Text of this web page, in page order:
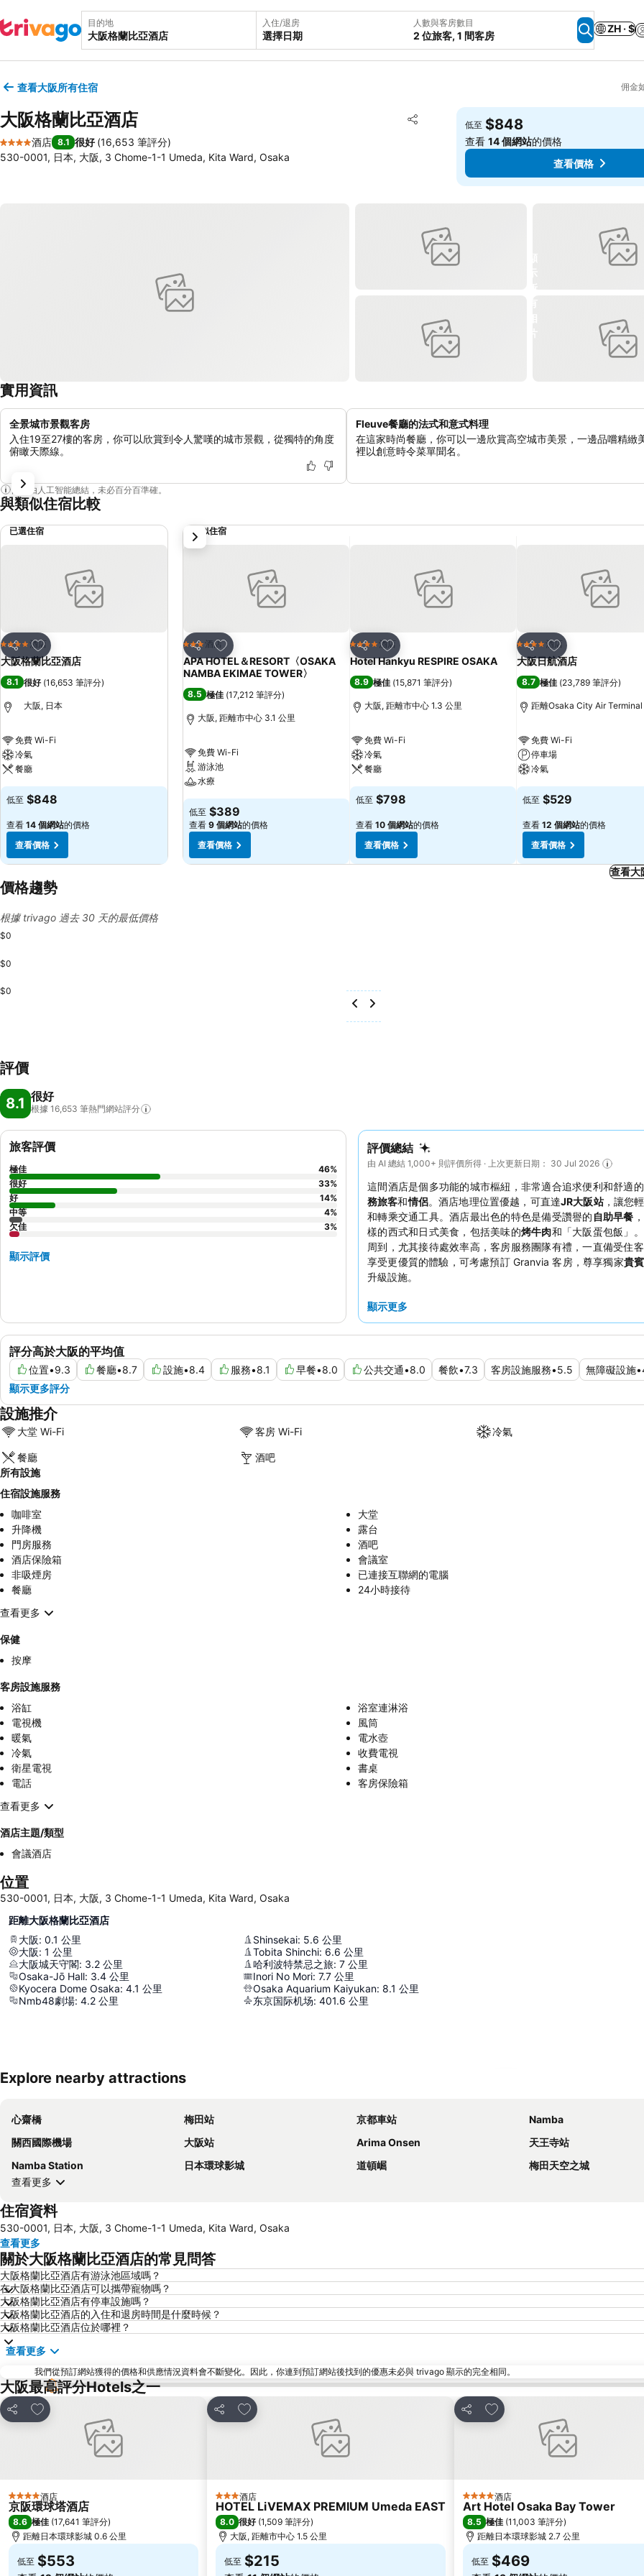
目的地 入住/退房
選擇日期
人數與客房數目
2 位旅客, 1 間客房
ZH · $
查看大阪所有住宿 佣金
大阪格蘭比亞酒店 分享
放到收藏夾
4 星級
酒店 8.1 很好 (16,653 筆評分)
530-0001, 日本, 大阪, 3 Chome-1-1 Umeda, Kita Ward, Osaka
低至 $848
查看14 個網站的價格
查看價格
實用資訊
全景城市景觀客房
入住19至27樓的客房，你可以欣賞到令人驚嘆的城市景觀，從獨特的角度
俯瞰天際線。
Fleuve餐廳的法式和意式料理
在這家時尚餐廳，你可以一邊欣賞高空城市美景，一邊品嚐精緻
裡以創意時令菜單聞名。
內容由人工智能總結，未必百分百準確。
與類似住宿比較
已選住宿
分享
放到收藏夾
4 星級 酒店
大阪格蘭比亞酒店
8.1 很好 (16,653 筆評分)
大阪, 日本
免費 Wi-Fi
冷氣
餐廳
低至 $848
查看 14 個網站的價格
查看價格
類似住宿
分享
放到收藏夾
3 星級酒店
APA HOTEL＆RESORT〈OSAKA
NAMBA EKIMAE TOWER〉
8.5 極佳 (17,212 筆評分)
大阪, 距離市中心 3.1 公里
免費 Wi-Fi
游泳池
水療
低至 $389
查看 9 個網站的價格
查看價格
分享
放到收藏夾
4 星級 酒店
Hotel Hankyu RESPIRE OSAKA
8.9 極佳 (15,871 筆評分)
大阪, 距離市中心 1.3 公里
免費 Wi-Fi
冷氣
餐廳
低至 $798
查看 10 個網站的價格
查看價格
分享
放到收藏夾
4 星級 酒店
大阪日航酒店
8.7 極佳 (23,789 筆評分)
距離Osaka City Air Terminal
免費 Wi-Fi
停車場
冷氣
低至 $529
查看 12 個網站的價格
查看價格
下一步
查看大
價格趨勢
根據 trivago 過去 30 天的最低價格
$0
$0
$0
評價
8.1 很好
根據 16,653 筆熱門網站評分
評價總結
由 AI 總結 1,000+ 則評價所得 · 上次更新日期： 30 Jul 2026
這間酒店是個多功能的城市樞紐，非常適合追求便利和舒適的
務旅客和情侶。酒店地理位置優越，可直達JR大阪站，讓您
和轉乘交通工具。酒店最出色的特色是備受讚譽的 自助早餐
樣的西式和日式美食，包括美味的烤牛肉和「大阪蛋包飯」。
周到，尤其接待處效率高，客房服務團隊有禮，一直備受住
享受更優質的體驗，可考慮預訂 Granvia 客房，尊享獨家貴
升級設施。
顯示更多
評分高於大阪的平均值
位置•9.3 餐廳•8.7 設施•8.4 服務•8.1 早餐•8.0 公共交通•8.0 餐飲•7.3 客房設施服務•5.5 無障礙設施•
顯示更多評分
旅客評價
極佳 46%
很好
33%
好
14%
中等
4%
欠佳
3%
顯示評價
設施推介
大堂 Wi-Fi 客房 Wi-Fi 冷氣
餐廳
酒吧
所有設施
住宿設施服務
咖啡室
大堂
升降機
露台
門房服務
酒吧
酒店保險箱
會議室
非吸煙房
已連接互聯網的電腦
餐廳
24小時接待
查看更多
保健
按摩
客房設施服務
浴缸
浴室連淋浴
電視機
風筒
暖氣
電水壺
冷氣
收費電視
衛星電視
書桌
電話
客房保險箱
查看更多
酒店主題/類型
會議酒店
位置
530-0001, 日本, 大阪, 3 Chome-1-1 Umeda, Kita Ward, Osaka
距離大阪格蘭比亞酒店
大阪: 0.1 公里
大阪: 1 公里
大阪城天守閣: 3.2 公里
Osaka-Jō Hall: 3.4 公里
Kyocera Dome Osaka: 4.1 公里
Nmb48劇場: 4.2 公里
Shinsekai: 5.6 公里
Tobita Shinchi: 6.6 公里
哈利波特禁忌之旅: 7 公里
Inori No Mori: 7.7 公里
Osaka Aquarium Kaiyukan: 8.1 公里
东京国际机场: 401.6 公里
Explore nearby attractions
心齋橋 梅田站 京都車站
Namba
關西國際機場
大阪站 Arima Onsen
天王寺站
Namba Station
日本環球影城 道頓崛
梅田天空之城
查看更多
住宿資料
530-0001, 日本, 大阪, 3 Chome-1-1 Umeda, Kita Ward, Osaka
查看更多
關於大阪格蘭比亞酒店的常見問答
大阪格蘭比亞酒店有游泳池區域嗎？
在大阪格蘭比亞酒店可以攜帶寵物嗎？
大阪格蘭比亞酒店有停車設施嗎？
大阪格蘭比亞酒店的入住和退房時間是什麼時候？
大阪格蘭比亞酒店位於哪裡？
查看更多
我們從預訂網站獲得的價格和供應情況資料會不斷變化。因此，你連到預訂網站後找到的優惠未必與 trivago 顯示的完全相同。
大阪最高評分Hotels之一
分享
放到收藏夾
4 星級 酒店
京阪環球塔酒店
8.6 極佳 (17,641 筆評分)
距離日本環球影城 0.6 公里
低至 $553
分享
放到收藏夾
3 星級酒店
HOTEL LiVEMAX PREMIUM Umeda EAST
8.0 很好 (1,509 筆評分)
大阪, 距離市中心 1.5 公里
低至 $215
分享
放到收藏夾
4 星級 酒店
Art Hotel Osaka Bay Tower
8.5 極佳 (11,003 筆評分)
距離日本環球影城 2.7 公里
低至 $469